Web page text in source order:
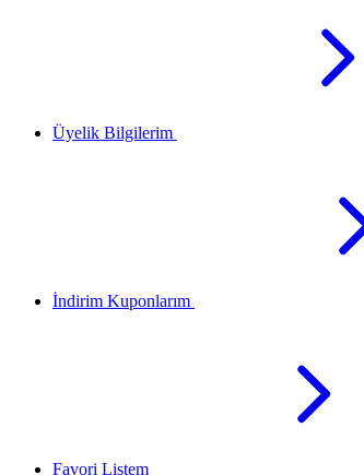
Üyelik Bilgilerim
İndirim Kuponlarım
Favori Listem